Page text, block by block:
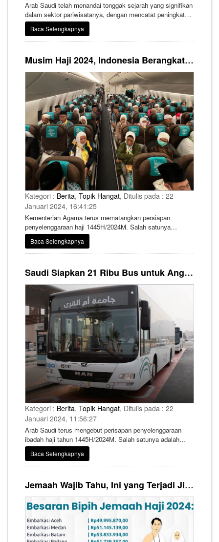
Arab Saudi telah menandai tonggak sejarah yang signifikan
dalam sektor pariwisatanya, dengan mencatat peningkatan
kedatangan wisatawab internasional sebesar 156 persen
pada tahun 2023 menurut laporan Barometer Organisasi
Pariwisata Dunia (UNWTO).
Baca Selengkapnya
Musim Haji 2024, Indonesia Berangkatkan 555 Kloter Haji Diangkut Dua Maskpai
Kategori : Berita, Topik Hangat, Ditulis pada : 22
Januari 2024, 16:41:25
Kementerian Agama terus mematangkan persiapan
penyelenggaraan haji 1445H/2024M. Salah satunya
transportasi udara dengan melakukan pembahasan draff
kontrak penerbangan.
Baca Selengkapnya
Saudi Siapkan 21 Ribu Bus untuk Angkut Jemaah Haji 2024
Kategori : Berita, Topik Hangat, Ditulis pada : 22
Januari 2024, 11:56:27
Arab Saudi terus mengebut perisapan penyelenggaraan
ibadah haji tahun 1445H/2024M. Salah satunya adalah
dengan menyiapkan tak kurang dari 21.000 bus untuk
layanan transportasi jamaah haji selama musim haji yang
akan dimulai pada 9 Mei 2024 mendatang.
Baca Selengkapnya
Jemaah Wajib Tahu, Ini yang Terjadi Jika Telat Lakukan Pelunasan Biaya Haji 2024 !